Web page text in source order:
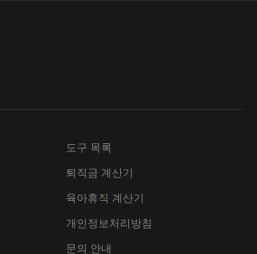
도구 목록
퇴직금 계산기
육아휴직 계산기
개인정보처리방침
문의 안내